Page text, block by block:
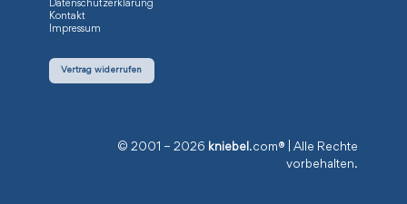
Datenschutzerklärung
Kontakt
Impressum
Vertrag widerrufen
© 2001 – 2026 kniebel.com® | Alle Rechte
vorbehalten.